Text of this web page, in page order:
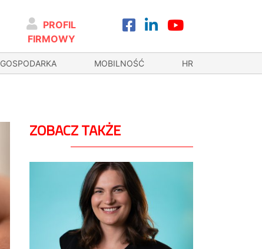
PROFIL
FIRMOWY
GOSPODARKA MOBILNOŚĆ HR
ZOBACZ TAKŻE